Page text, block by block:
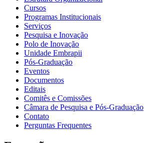
Cursos
Programas Institucionais
Serviços
Pesquisa e Inovação
Polo de Inovação
Unidade Embrapii
Pós-Graduação
Eventos
Documentos
Editais
Comitês e Comissões
Câmara de Pesquisa e Pós-Graduação
Contato
Perguntas Frequentes